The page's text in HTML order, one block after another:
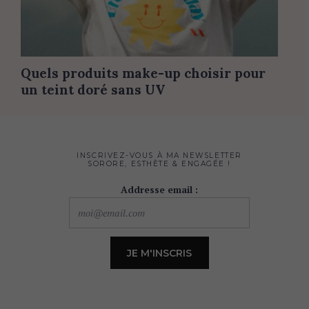
Quels produits make-up choisir pour
un teint doré sans UV
INSCRIVEZ-VOUS À MA NEWSLETTER
SORORE, ESTHÈTE & ENGAGÉE !
Addresse email :